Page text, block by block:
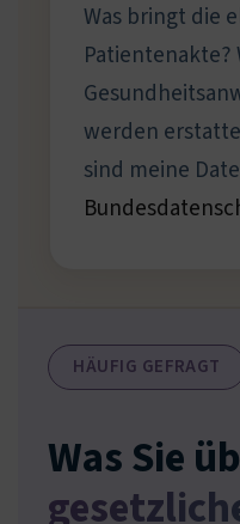
Was bringt die
Patientenakte?
werden
sind meine
HÄUFIG GEFRAGT
Was Sie